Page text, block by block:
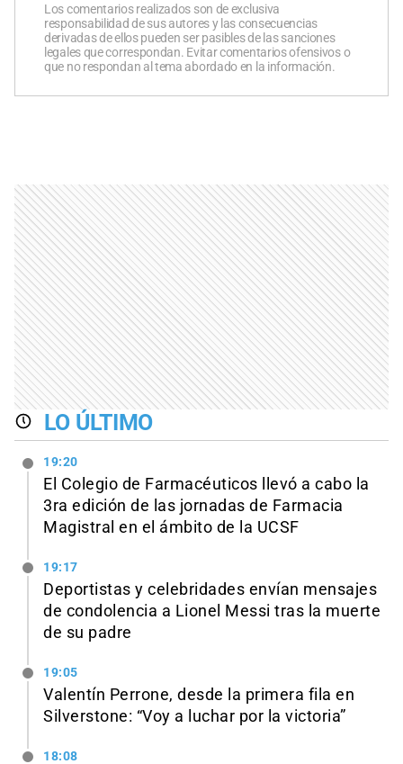
Los comentarios realizados son de exclusiva
responsabilidad de sus autores y las consecuencias
derivadas de ellos pueden ser pasibles de las sanciones
legales que correspondan. Evitar comentarios ofensivos o
que no respondan al tema abordado en la información.
LO ÚLTIMO
19:20
El Colegio de Farmacéuticos llevó a cabo la
3ra edición de las jornadas de Farmacia
Magistral en el ámbito de la UCSF
19:17
Deportistas y celebridades envían mensajes
de condolencia a Lionel Messi tras la muerte
de su padre
19:05
Valentín Perrone, desde la primera fila en
Silverstone: “Voy a luchar por la victoria”
18:08